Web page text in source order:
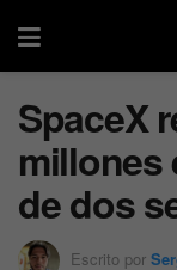
SpaceX
millones
de dos
Escrito por